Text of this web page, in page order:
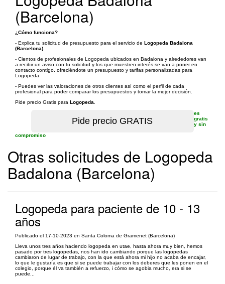
(Barcelona)
¿Cómo funciona?
- Explica tu solicitud de presupuesto para el servicio de Logopeda Badalona
(Barcelona)
- Cientos de profesionales de Logopeda ubicados en Badalona y alrededores van
a recibir un aviso con tu solicitud y los que muestren interés se van a poner en
contacto contigo, ofreciéndote un presupuesto y tarifas personalizadas para
Logopeda.
- Puedes ver las valoraciones de otros clientes así como el perfil de cada
profesional para poder comparar los presupuestos y tomar la mejor decisión.
Pide precio Gratis para Logopeda
es
gratis
y sin
compromiso
Otras solicitudes de Logopeda
Badalona (Barcelona)
Logopeda para paciente de 10 - 13
años
Publicado el 17-10-2023 en Santa Coloma de Gramenet (Barcelona)
Lleva unos tres años haciendo logopeda en utae, hasta ahora muy bien, hemos
pasado por tres logopedas, nos han ido cambiando porque las logopedas
cambiaron de lugar de trabajo, con la que está ahora mi hijo no acaba de encajar,
lo que le gustaría es que si se puede trabajar con los deberes que les ponen en el
colegio, porque él va también a refuerzo, i cómo se agobia mucho, era si se
puede...